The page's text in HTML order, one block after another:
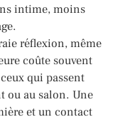
intime, moins
réflexion, même
coûte souvent
qui passent
ou au salon. Une
et un contact